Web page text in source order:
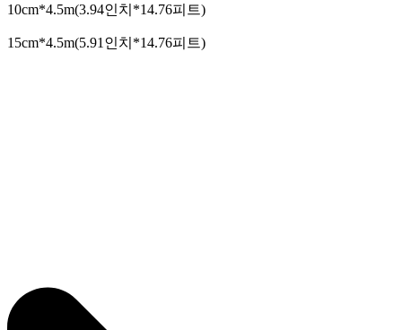
10cm*4.5m(3.94인치*14.76피트)
15cm*4.5m(5.91인치*14.76피트)